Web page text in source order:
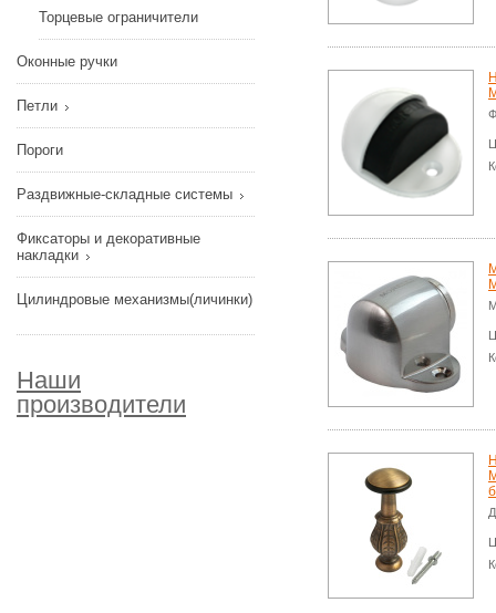
Торцевые ограничители
Оконные ручки
Петли
Пороги
Раздвижные-складные системы
Фиксаторы и декоративные
накладки
Цилиндровые механизмы(личинки)
Наши
производители